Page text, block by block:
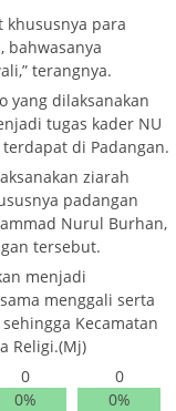
khususnya para
bahwasanya
terangnya.
yang dilaksanakan
tugas kader NU
di Padangan.
ziarah
padangan
Nurul Burhan,
tersebut.
menjadi
menggali serta
Kecamatan
Religi.(Mj)
0
0%
0
0%